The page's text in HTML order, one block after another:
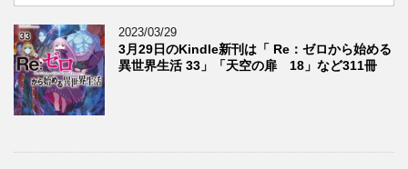
2023/03/29
3月29日のKindle新刊は「 Re：ゼロから始める
異世界生活 33」「天空の扉 18」など311冊